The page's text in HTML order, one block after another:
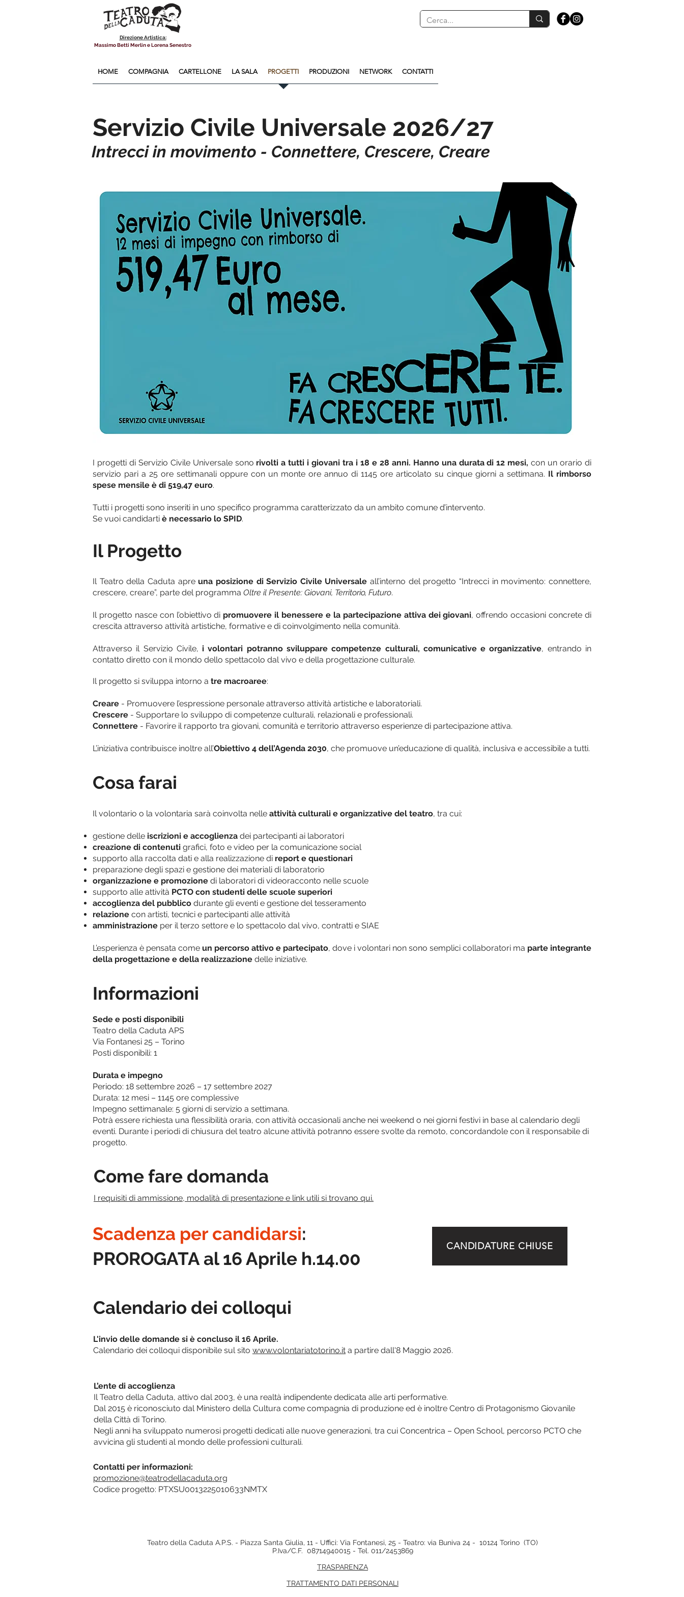
Direzione Artistica:
Massimo Betti Merlin e Lorena Senestro
HOME COMPAGNIA CARTELLONE LA SALA PROGETTI PRODUZIONI NETWORK CONTATTI
Servizio Civile Universale 2026/27
Intrecci in movimento - Connettere, Crescere, Creare
I progetti di Servizio Civile Universale sono rivolti a tutti i giovani tra i 18 e 28 anni. Hanno una durata di 12 mesi, con un orario di
servizio pari a 25 ore settimanali oppure con un monte ore annuo di 1145 ore articolato su cinque giorni a settimana. Il rimborso
spese mensile è di 519,47 euro.
Tutti i progetti sono inseriti in uno specifico programma caratterizzato da un ambito comune d’intervento.
Se vuoi candidarti è necessario lo SPID.
Il Progetto
Il Teatro della Caduta apreuna posizione di Servizio Civile Universale all’interno del progetto “Intrecci in movimento: connettere,
crescere, creare”, parte del programma Oltre il Presente: Giovani, Territorio, Futuro.
Il progetto nasce con l’obiettivo di promuovere il benessere e la partecipazione attiva dei giovani, offrendo occasioni concrete di
crescita attraverso attività artistiche, formative e di coinvolgimento nella comunità.
Attraverso il Servizio Civile, i volontari potranno sviluppare competenze culturali, comunicative e organizzative, entrando in
contatto diretto con il mondo dello spettacolo dal vivo e della progettazione culturale.
Il progetto si sviluppa intorno a tre macroaree:
Creare - Promuovere l’espressione personale attraverso attività artistiche e laboratoriali.
Crescere - Supportare lo sviluppo di competenze culturali, relazionali e professionali.
Connettere - Favorire il rapporto tra giovani, comunità e territorio attraverso esperienze di partecipazione attiva.
L’iniziativa contribuisce inoltre all’Obiettivo 4 dell’Agenda 2030, che promuove un’educazione di qualità, inclusiva e accessibile a tutti.
Cosa farai
Il volontario o la volontaria sarà coinvolta nelle attività culturali e organizzative del teatro, tra cui:
gestione delle iscrizioni e accoglienza dei partecipanti ai laboratori
creazione di contenuti grafici, foto e video per la comunicazione social
supporto alla raccolta dati e alla realizzazione di report e questionari
preparazione degli spazi e gestione dei materiali di laboratorio
organizzazione e promozione di laboratori di videoracconto nelle scuole
supporto alle attività PCTO con studenti delle scuole superiori
accoglienza del pubblico durante gli eventi e gestione del tesseramento
relazione con artisti, tecnici e partecipanti alle attività
amministrazione per il terzo settore e lo spettacolo dal vivo, contratti e SIAE
L’esperienza è pensata come un percorso attivo e partecipato, dove i volontari non sono semplici collaboratori ma parte integrante
della progettazione e della realizzazione delle iniziative.
Informazioni
Sede e posti disponibili
Teatro della Caduta APS
Via Fontanesi 25 – Torino
Posti disponibili: 1
Durata e impegno
Periodo: 18 settembre 2026 – 17 settembre 2027
Durata: 12 mesi – 1145 ore complessive
Impegno settimanale: 5 giorni di servizio a settimana.
Potrà essere richiesta una flessibilità oraria, con attività occasionali anche nei weekend o nei giorni festivi in base al calendario degli
eventi. Durante i periodi di chiusura del teatro alcune attività potranno essere svolte da remoto, concordandole con il responsabile di
progetto.
Come fare domanda
I requisiti di ammissione, modalità di presentazione e link utili si trovano qui.
Scadenza per candidarsi:
PROROGATA al 16 Aprile h.14.00
CANDIDATURE CHIUSE
Calendario dei colloqui
L'invio delle domande si è concluso il 16 Aprile.
Calendario dei colloqui disponibile sul sito www.volontariatotorino.it a partire dall'8 Maggio 2026.
L’ente di accoglienza
Il Teatro della Caduta, attivo dal 2003, è una realtà indipendente dedicata alle arti performative.
Dal 2015 è riconosciuto dal Ministero della Cultura come compagnia di produzione ed è inoltre Centro di Protagonismo Giovanile
della Città di Torino.
Negli anni ha sviluppato numerosi progetti dedicati alle nuove generazioni, tra cui Concentrica – Open School, percorso PCTO che
avvicina gli studenti al mondo delle professioni culturali.
Contatti per informazioni:
promozione@teatrodellacaduta.org
Codice progetto: PTXSU0013225010633NMTX
Teatro della Caduta A.P.S. - Piazza Santa Giulia, 11 - Uffici: Via Fontanesi, 25 - Teatro: via Buniva 24 - 10124 Torino (TO)
P.Iva/C.F. 08714940015 - Tel. 011/2453869
TRASPARENZA
TRATTAMENTO DATI PERSONALI